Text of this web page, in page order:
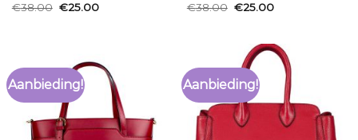
€38.00 €25.00
€38.00 €25.00
Aanbieding! Aanbieding!